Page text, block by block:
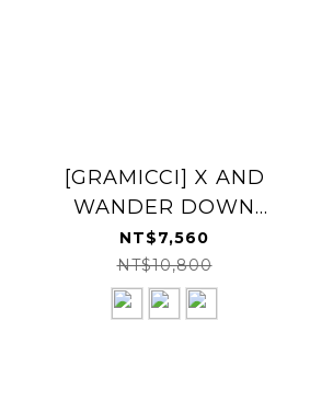
[GRAMICCI] X AND
WANDER DOWN
VEST 羽絨背心
NT$7,560
NT$10,800